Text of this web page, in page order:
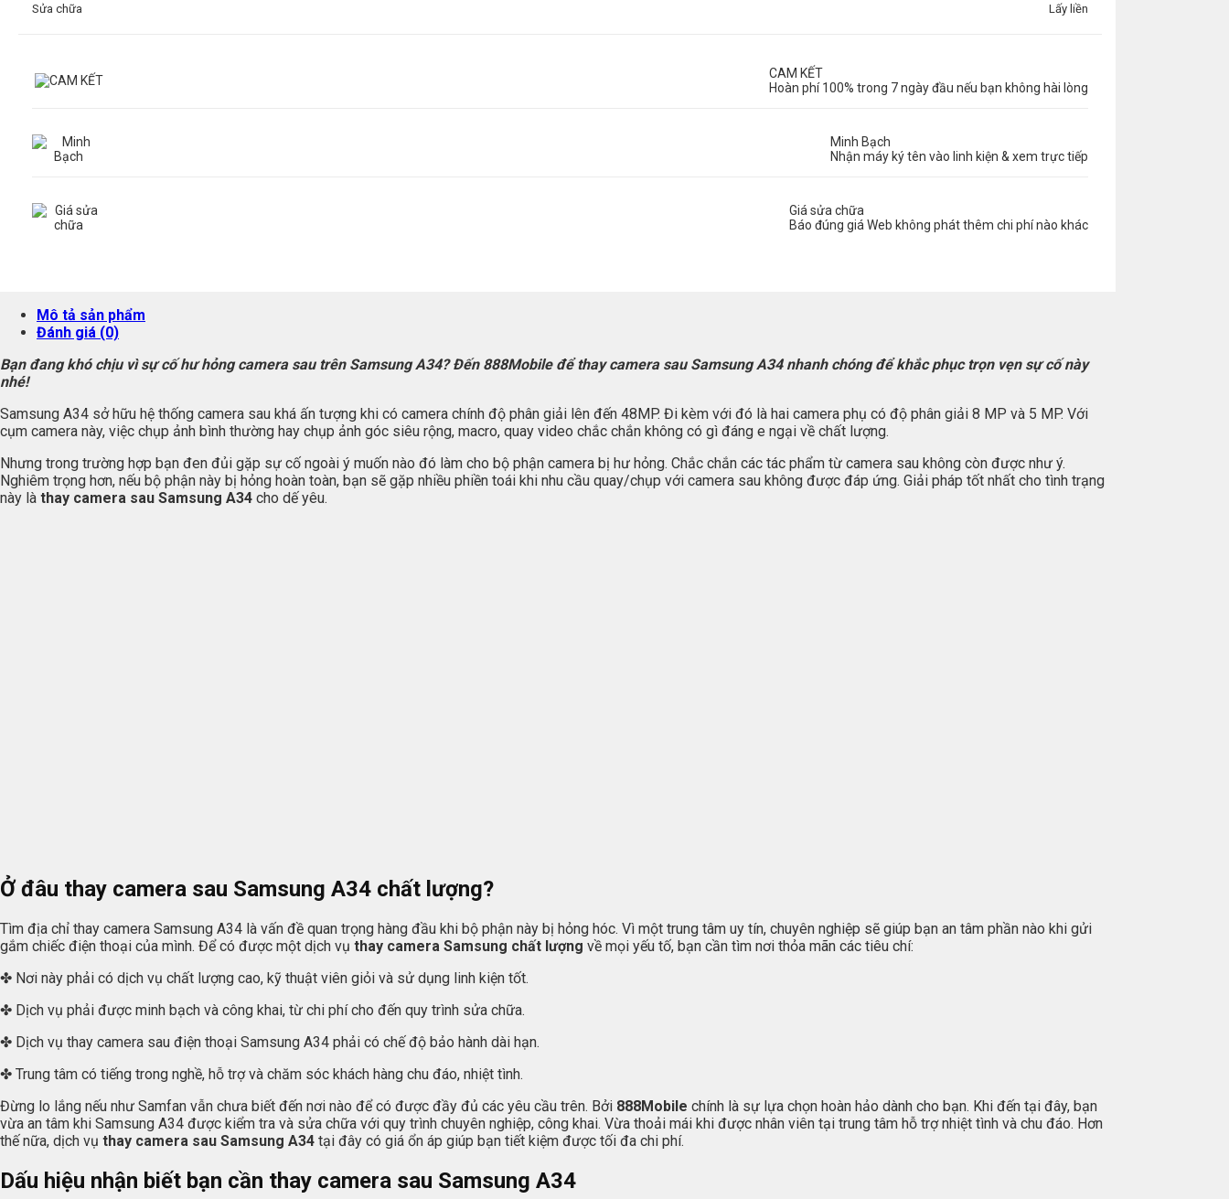
Sửa chữa Lấy liền
CAM KẾT
Hoàn phí 100% trong 7 ngày đầu nếu bạn không hài lòng
Minh Bạch
Nhận máy ký tên vào linh kiện & xem trực tiếp
Giá sửa chữa
Báo đúng giá Web không phát thêm chi phí nào khác
Mô tả sản phẩm
Đánh giá (0)
Bạn đang khó chịu vì sự cố hư hỏng camera sau trên Samsung A34? Đến 888Mobile để thay camera sau Samsung A34 nhanh chóng để khắc phục trọn vẹn sự cố này
nhé!
Samsung A34 sở hữu hệ thống camera sau khá ấn tượng khi có camera chính độ phân giải lên đến 48MP. Đi kèm với đó là hai camera phụ có độ phân giải 8 MP và 5 MP. Với
cụm camera này, việc chụp ảnh bình thường hay chụp ảnh góc siêu rộng, macro, quay video chắc chắn không có gì đáng e ngại về chất lượng.
Nhưng trong trường hợp bạn đen đủi gặp sự cố ngoài ý muốn nào đó làm cho bộ phận camera bị hư hỏng. Chắc chắn các tác phẩm từ camera sau không còn được như ý.
Nghiêm trọng hơn, nếu bộ phận này bị hỏng hoàn toàn, bạn sẽ gặp nhiều phiền toái khi nhu cầu quay/chụp với camera sau không được đáp ứng. Giải pháp tốt nhất cho tình trạng
này là thay camera sau Samsung A34 cho dế yêu.
Ở đâu thay camera sau Samsung A34 chất lượng?
Tìm địa chỉ thay camera Samsung A34 là vấn đề quan trọng hàng đầu khi bộ phận này bị hỏng hóc. Vì một trung tâm uy tín, chuyên nghiệp sẽ giúp bạn an tâm phần nào khi gửi
gắm chiếc điện thoại của mình. Để có được một dịch vụ thay camera Samsung chất lượng về mọi yếu tố, bạn cần tìm nơi thỏa mãn các tiêu chí:
✤ Nơi này phải có dịch vụ chất lượng cao, kỹ thuật viên giỏi và sử dụng linh kiện tốt.
✤ Dịch vụ phải được minh bạch và công khai, từ chi phí cho đến quy trình sửa chữa.
✤ Dịch vụ thay camera sau điện thoại Samsung A34 phải có chế độ bảo hành dài hạn.
✤ Trung tâm có tiếng trong nghề, hỗ trợ và chăm sóc khách hàng chu đáo, nhiệt tình.
Đừng lo lắng nếu như Samfan vẫn chưa biết đến nơi nào để có được đầy đủ các yêu cầu trên. Bởi 888Mobile chính là sự lựa chọn hoàn hảo dành cho bạn. Khi đến tại đây, bạn
vừa an tâm khi Samsung A34 được kiểm tra và sửa chữa với quy trình chuyên nghiệp, công khai. Vừa thoải mái khi được nhân viên tại trung tâm hỗ trợ nhiệt tình và chu đáo. Hơn
thế nữa, dịch vụ thay camera sau Samsung A34 tại đây có giá ổn áp giúp bạn tiết kiệm được tối đa chi phí.
Dấu hiệu nhận biết bạn cần thay camera sau Samsung A34